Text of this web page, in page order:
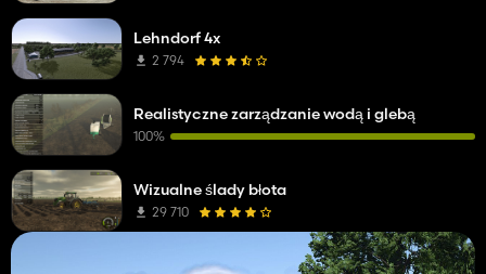
Lehndorf 4x
2 794
Realistyczne zarządzanie wodą i glebą
100%
Wizualne ślady błota
29 710